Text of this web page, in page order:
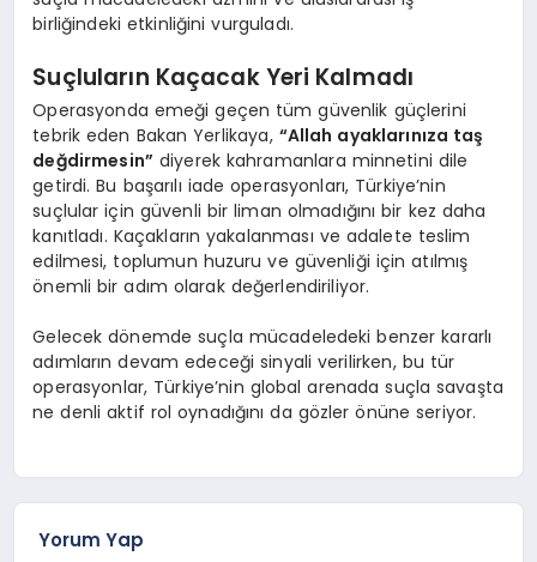
birliğindeki etkinliğini vurguladı.
Suçluların Kaçacak Yeri Kalmadı
Operasyonda emeği geçen tüm güvenlik güçlerini
tebrik eden Bakan Yerlikaya, “Allah ayaklarınıza taş
değdirmesin” diyerek kahramanlara minnetini dile
getirdi. Bu başarılı iade operasyonları, Türkiye’nin
suçlular için güvenli bir liman olmadığını bir kez daha
kanıtladı. Kaçakların yakalanması ve adalete teslim
edilmesi, toplumun huzuru ve güvenliği için atılmış
önemli bir adım olarak değerlendiriliyor.
Gelecek dönemde suçla mücadeledeki benzer kararlı
adımların devam edeceği sinyali verilirken, bu tür
operasyonlar, Türkiye’nin global arenada suçla savaşta
ne denli aktif rol oynadığını da gözler önüne seriyor.
Yorum Yap